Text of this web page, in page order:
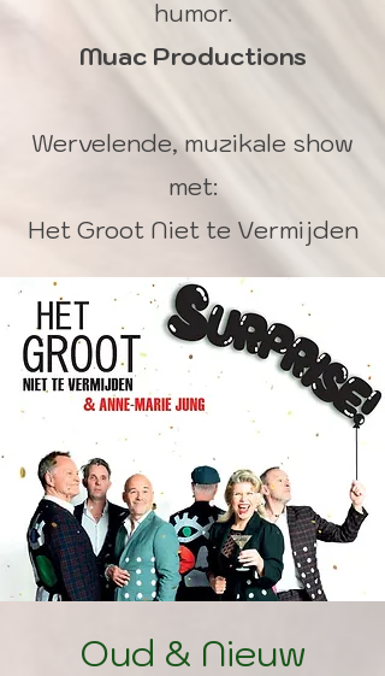
humor.
Muac Productions
Wervelende, muzikale show
met:
Het Groot Niet te Vermijden
Oud & Nieuw